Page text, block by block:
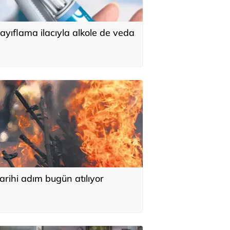
ilacıyla alkole de veda
adım bugün atılıyor